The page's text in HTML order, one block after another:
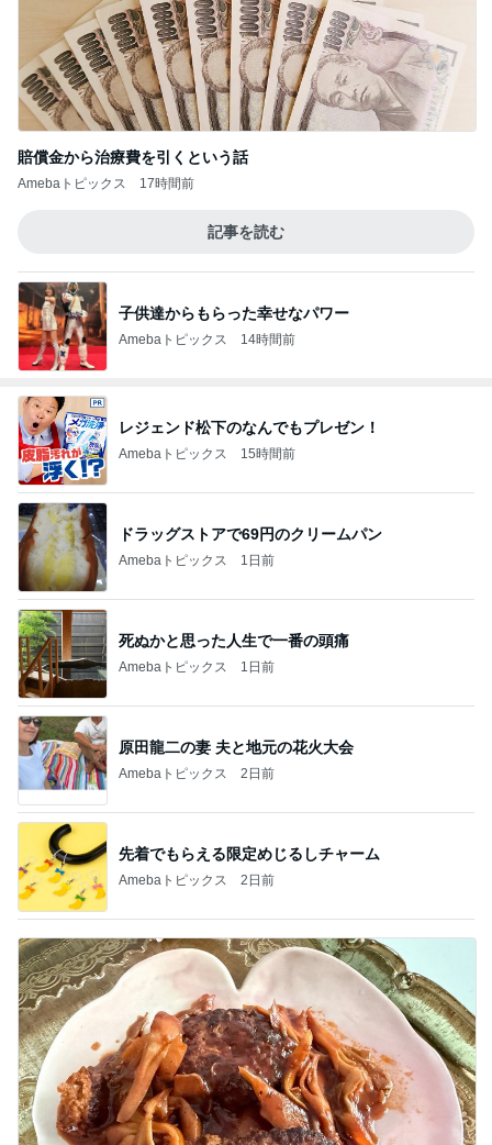
賠償金から治療費を引くという話
Amebaトピックス 17時間前
記事を読む
子供達からもらった幸せなパワー
Amebaトピックス 14時間前
レジェンド松下のなんでもプレゼン！
Amebaトピックス 15時間前
ドラッグストアで69円のクリームパン
Amebaトピックス 1日前
死ぬかと思った人生で一番の頭痛
Amebaトピックス 1日前
原田龍二の妻 夫と地元の花火大会
Amebaトピックス 2日前
先着でもらえる限定めじるしチャーム
Amebaトピックス 2日前